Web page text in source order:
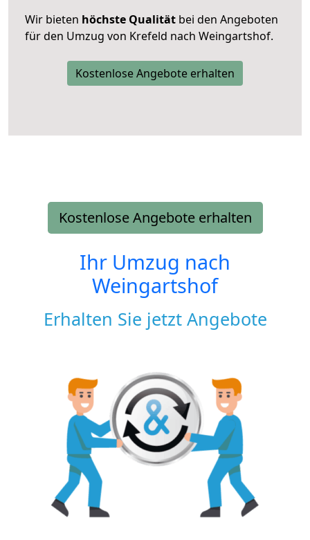
Wir bieten höchste Qualität bei den Angeboten
für den Umzug von Krefeld nach Weingartshof.
Kostenlose Angebote erhalten
Kostenlose Angebote erhalten
Ihr Umzug nach
Weingartshof
Erhalten Sie jetzt Angebote